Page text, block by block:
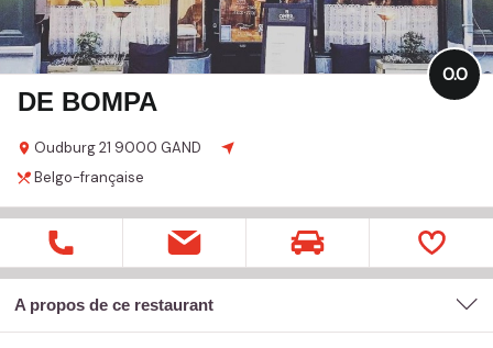
DE BOMPA
Oudburg 21 9000 GAND
0.0
Belgo-française
A propos de ce restaurant